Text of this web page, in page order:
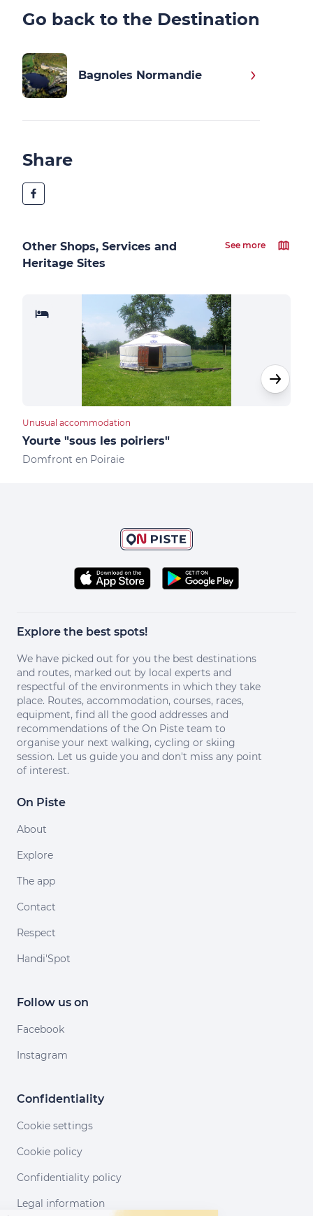
Go back to the Destination
Bagnoles Normandie
Share
Other Shops, Services and
Heritage Sites
See more
Unusual accommodation
Yourte "sous les poiriers"
Domfront en Poiraie
Explore the best spots!
We have picked out for you the best destinations
and routes, marked out by local experts and
respectful of the environments in which they take
place. Routes, accommodation, courses, races,
equipment, find all the good addresses and
recommendations of the On Piste team to
organise your next walking, cycling or skiing
session. Let us guide you and don't miss any point
of interest.
On Piste
About
Explore
The app
Contact
Respect
Handi'Spot
Follow us on
Facebook
Instagram
Confidentiality
Cookie settings
Cookie policy
Confidentiality policy
Legal information